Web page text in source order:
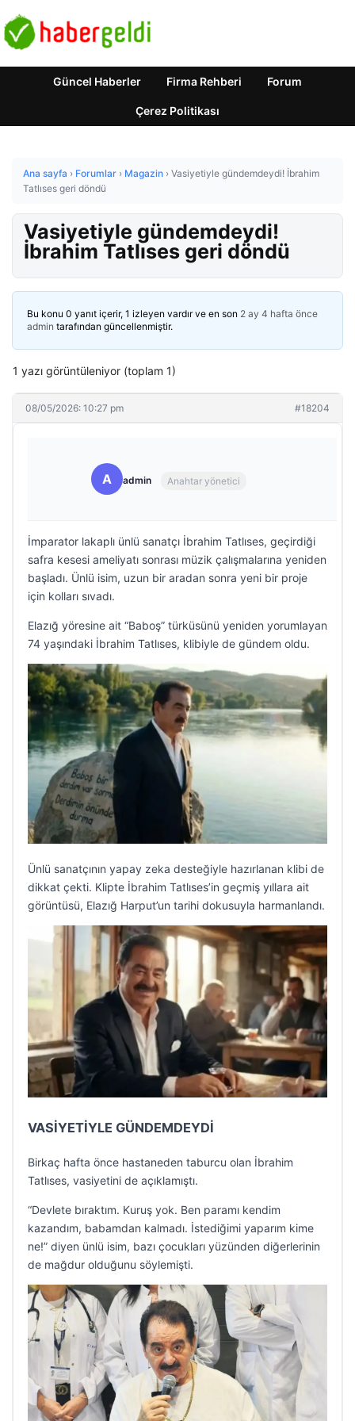
Güncel Haberler Firma Rehberi Forum
Çerez Politikası
Ana sayfa › Forumlar › Magazin › Vasiyetiyle gündemdeydi! İbrahim
Tatlıses geri döndü
Vasiyetiyle gündemdeydi!
İbrahim Tatlıses geri döndü
Bu konu 0 yanıt içerir, 1 izleyen vardır ve en son 2 ay 4 hafta önce
admin tarafından güncellenmiştir.
1 yazı görüntüleniyor (toplam 1)
08/05/2026: 10:27 pm #18204
A admin Anahtar yönetici
İmparator lakaplı ünlü sanatçı İbrahim Tatlıses, geçirdiği
safra kesesi ameliyatı sonrası müzik çalışmalarına yeniden
başladı. Ünlü isim, uzun bir aradan sonra yeni bir proje
için kolları sıvadı.
Elazığ yöresine ait “Baboş” türküsünü yeniden yorumlayan
74 yaşındaki İbrahim Tatlıses, klibiyle de gündem oldu.
Ünlü sanatçının yapay zeka desteğiyle hazırlanan klibi de
dikkat çekti. Klipte İbrahim Tatlıses’in geçmiş yıllara ait
görüntüsü, Elazığ Harput’un tarihi dokusuyla harmanlandı.
VASİYETİYLE GÜNDEMDEYDİ
Birkaç hafta önce hastaneden taburcu olan İbrahim
Tatlıses, vasiyetini de açıklamıştı.
“Devlete bıraktım. Kuruş yok. Ben paramı kendim
kazandım, babamdan kalmadı. İstediğimi yaparım kime
ne!” diyen ünlü isim, bazı çocukları yüzünden diğerlerinin
de mağdur olduğunu söylemişti.